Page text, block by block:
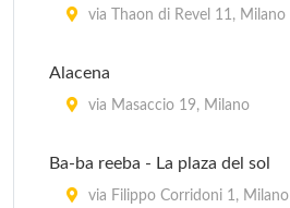
via Thaon di Revel 11, Milano
Alacena
via Masaccio 19, Milano
Ba-ba reeba - La plaza del sol
via Filippo Corridoni 1, Milano